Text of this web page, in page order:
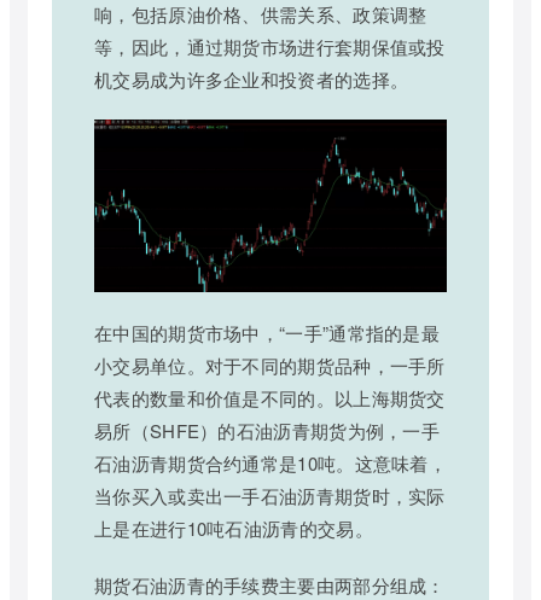
响，包括原油价格、供需关系、政策调整
等，因此，通过期货市场进行套期保值或投
机交易成为许多企业和投资者的选择。
在中国的期货市场中，“一手”通常指的是最
小交易单位。对于不同的期货品种，一手所
代表的数量和价值是不同的。以上海期货交
易所（SHFE）的石油沥青期货为例，一手
石油沥青期货合约通常是10吨。这意味着，
当你买入或卖出一手石油沥青期货时，实际
上是在进行10吨石油沥青的交易。
期货石油沥青的手续费主要由两部分组成：